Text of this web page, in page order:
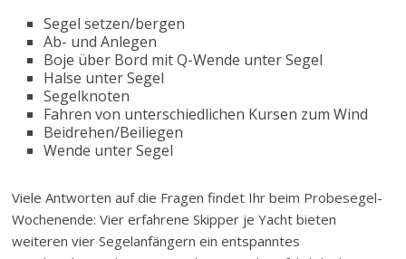
Segel setzen/bergen
Ab- und Anlegen
Boje über Bord mit Q-Wende unter Segel
Halse unter Segel
Segelknoten
Fahren von unterschiedlichen Kursen zum Wind
Beidrehen/Beiliegen
Wende unter Segel
Viele Antworten auf die Fragen findet Ihr beim Probesegel-
Wochenende: Vier erfahrene Skipper je Yacht bieten
weiteren vier Segelanfängern ein entspanntes